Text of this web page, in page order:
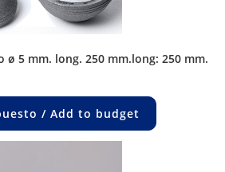
ø 5 mm. long. 250 mm.long: 250 mm.
/ Add to budget